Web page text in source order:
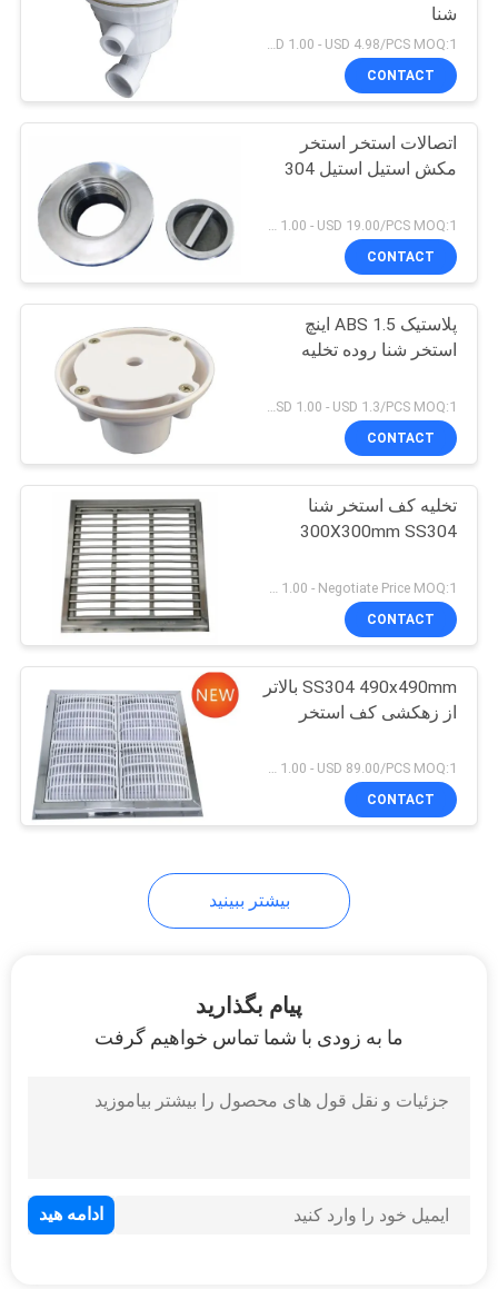
فیلترهای شنی استخر
استخر
26
چراغ های LED ضد آب
در زیر آب
26
لوازم استخر استخر
تجاری
مسابقه استخر
9
کیت تمیز کردن استخر
شنا
USD 1.00 - USD 4.98/PCS MOQ:1 عدد
CONTACT
اتصالات استخر استخر
مکش استیل استیل 304
USD 1.00 - USD 19.00/PCS MOQ:1 عدد
CONTACT
پلاستیک ABS 1.5 اینچ
استخر شنا روده تخلیه
CONTACT
تخلیه کف استخر شنا
300X300mm SS304
CONTACT
SS304 490x490mm بالاتر
از زهکشی کف استخر
USD 1.00 - USD 89.00/PCS MOQ:1 عدد
CONTACT
بیشتر ببینید
پیام بگذارید
ما به زودی با شما تماس خواهیم گرفت